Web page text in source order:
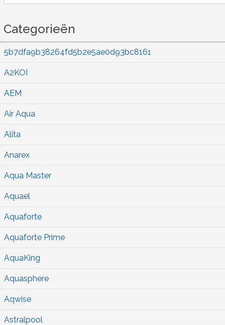
Categorieën
5b7dfa9b38264fd5b2e5ae0d93bc8161
A2KOI
AEM
Air Aqua
Alita
Anarex
Aqua Master
Aquael
Aquaforte
Aquaforte Prime
AquaKing
Aquasphere
Aqwise
Astralpool